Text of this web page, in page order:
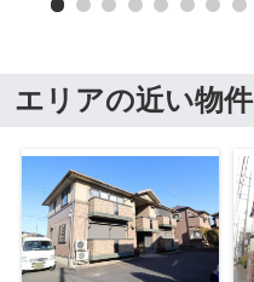
エリアの近い物件